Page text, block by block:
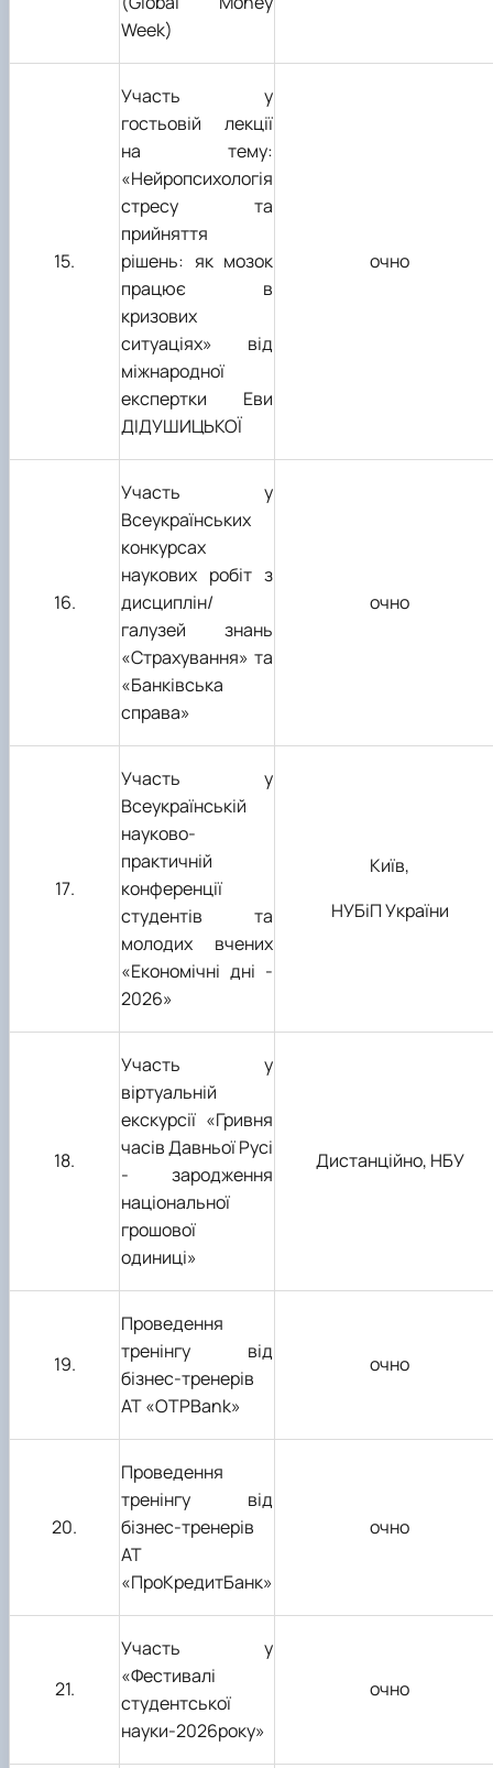
Week)
15.
Участь у
гостьовій лекції
на тему:
«Нейропсихологія
стресу та
прийняття
рішень: як мозок
працює в
кризових
ситуаціях» від
міжнародної
експертки Еви
ДІДУШИЦЬКОЇ
очно
16.
Участь у
Всеукраїнських
конкурсах
наукових робіт з
дисциплін/
галузей знань
«Страхування» та
«Банківська
справа»
очно
17.
Участь у
Всеукраїнській
науково-
практичній
конференції
студентів та
молодих вчених
«Економічні дні -
2026»
Київ,
НУБіП України
18.
Участь у
віртуальній
екскурсії «Гривня
часів Давньої Русі
- зародження
національної
грошової
одиниці»
Дистанційно, НБУ
19.
Проведення
тренінгу від
бізнес-тренерів
АТ«OTPBank»
очно
20.
Проведення
тренінгу від
бізнес-тренерів
АТ
«ПроКредитБанк»
очно
21.
Участь у
«Фестивалі
студентської
науки-2026року»
очно